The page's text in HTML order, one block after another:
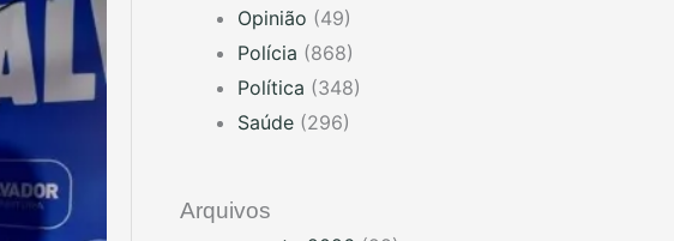
Opinião (49)
Polícia (868)
Política (348)
Saúde (296)
Arquivos